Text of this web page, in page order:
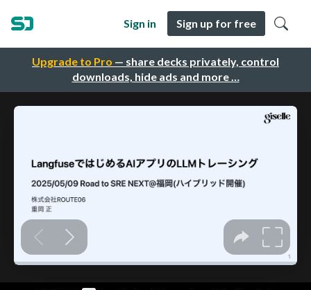
Upgrade to Pro — share decks privately, control
downloads, hide ads and more …
Sign in Sign up for free